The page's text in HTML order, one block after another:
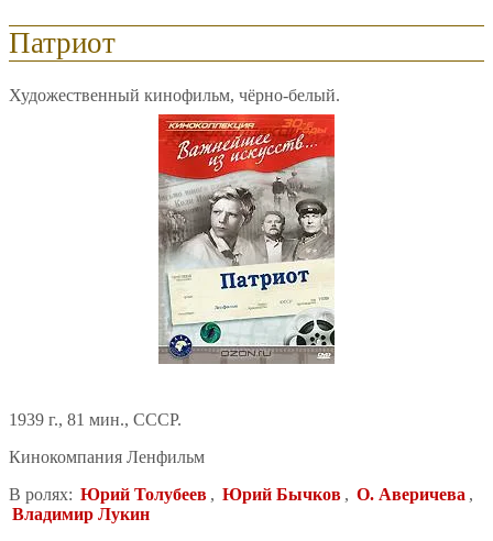
Патриот
Художественный кинофильм, чёрно-белый.
1939 г., 81 мин., СССР.
Кинокомпания Ленфильм
В ролях: Юрий Толубеев , Юрий Бычков , О. Аверичева ,
Владимир Лукин